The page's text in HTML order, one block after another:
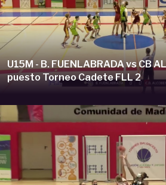
U15M - B. FUENLABRADA vs CB
puesto Torneo Cadete FLL 2